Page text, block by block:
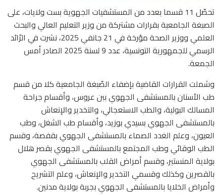
تحصّل 11 قسما بعدد من المستشفيات الجهوية بست ولايات، على
الصبغة الجامعية بقرارات مشتركة من وزير التعليم العالي والبحث
العلمي ووزير الصحة مؤرخة في 21 جانفي 2025، نشرت في الرّائد
الرسمي للجمهورية التونسية، عدد 9 لسنة 2025 الصادر أمس
الجمعة.
وشملت القرارات القاضية بإضفاء الصّبغة الجامعية كلا من قسم
طب الأسنان بالمستشفى الجهوي ببن عروس، وأقسام جراحة
المسالك البولية، والطب الاستعجالي، والتخدير والإنعاش
بالمستشفى الجهوي بسيدي بوزيد، وأقسام طب الشغل، وطب
العيون، وعلم الغدد الصماء بالمستشفى الجهوي بقفصة، وقسم
الطب الوقائي وطب المجتمع بالمستشفى الجهوي بقصر هلال
بولاية المنستير، وقسم أمراض القلب بالمستشفى الجهوي
بالقصرين وكذلك وقسمي التخدير والإنعاش، وعلم التشريح
وأمراض الخلايا بالمستشفى الجهوي بجربة بولاية مدنين.